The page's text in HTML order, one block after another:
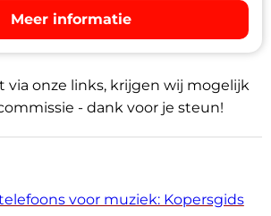
Meer informatie
via onze links, krijgen wij mogelijk
- dank voor je steun!
voor muziek: Kopersgids